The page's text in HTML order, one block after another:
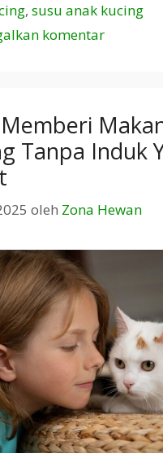
, susu anak kucing
komentar
Tanpa Induk
oleh Zona Hewan